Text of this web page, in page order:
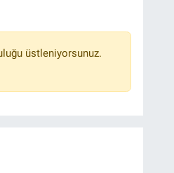
üstleniyorsunuz.